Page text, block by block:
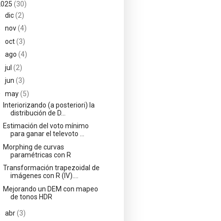
(30)
dic(2)
nov(4)
oct(3)
ago (4)
jul (2)
jun (3)
may(5)
Interiorizando (a posteriori) la
distribución de D...
Estimación del voto mínimo
para ganar el televoto ...
Morphing de curvas
paramétricas con R
Transformación trapezoidal de
imágenes con R (IV)....
Mejorando un DEM con mapeo
de tonos HDR
abr(3)